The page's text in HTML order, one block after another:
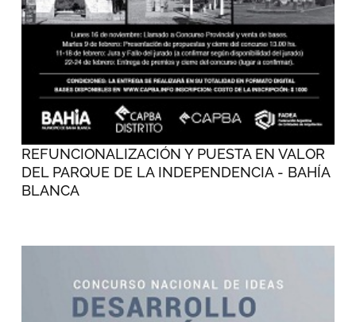
REFUNCIONALIZACIÓN Y PUESTA EN VALOR
DEL PARQUE DE LA INDEPENDENCIA - BAHÍA
BLANCA